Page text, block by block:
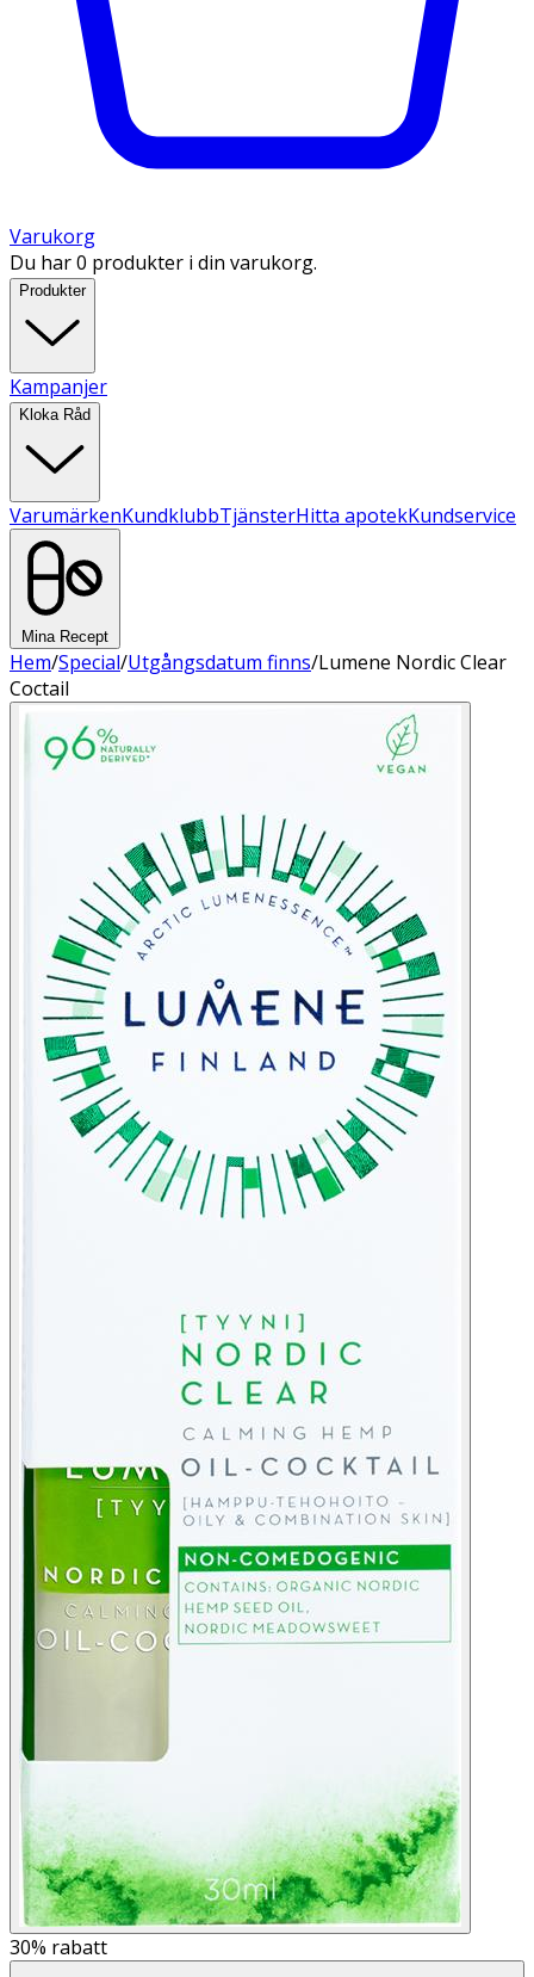
Varukorg
Du har 0 produkter i din varukorg.
Produkter
Kampanjer
Kloka Råd
VarumärkenKundklubbTjänsterHitta apotekKundservice
Mina Recept
Hem/Special/Utgångsdatum finns/Lumene Nordic Clear
Coctail
30% rabatt